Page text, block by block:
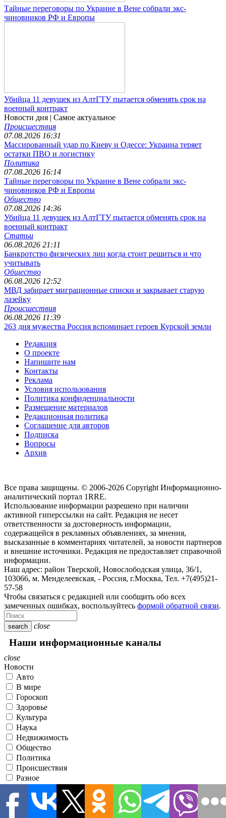
Тайные переговоры по Украине в Вене собрали экс-
чиновников РФ и Европы
Убийца 11 девушек из АлтГТУ пытается обменять срок на
военный контракт
Новости дня | Самое актуальное
Происшествия
07.08.2026 16:31
Массированный удар по Киеву и Одессе: Украина теряет
остатки ПВО и логистику
Политика
07.08.2026 16:14
Тайные переговоры по Украине в Вене собрали экс-
чиновников РФ и Европы
Общество
07.08.2026 14:36
Убийца 11 девушек из АлтГТУ пытается обменять срок на
военный контракт
Статьи
06.08.2026 21:11
Банкротство физических лиц когда стоит решиться и что
учитывать
Общество
06.08.2026 12:52
МВД забирает миграционные списки и закрывает старую
лазейку
Происшествия
06.08.2026 11:39
263 дня мужества Россия вспоминает героев Курской земли
Редакция
О проекте
Напишите нам
Контакты
Реклама
Условия использования
Политика конфиденциальности
Размещение материалов
Редакционная политика
Соглашение для авторов
Подписка
Вопросы
Архив
Все права защищены. © 2006-2026 Copyright Информационно-
аналитический портал 1RRE.
Использование информации разрешено при наличии
активной гиперссылки на сайт. Редакция не несет
ответственности за достоверность информации,
содержащейся в рекламных объявлениях, за мнения,
высказанные в комментариях читателей, за новости партнеров
и внешние источники. Редакция не предоставляет справочной
информации.
Наш адрес: район Тверской, Новослободская улица, 36/1 ,
103066, м. Менделеевская, - Россия, г.Москва, Тел. +7(495)21-
57-58
Чтобы связаться с редакцией или сообщить обо всех
замеченных ошибках, воспользуйтесь формой обратной связи.
search close
Наши информационные каналы
close
Новости
Авто
В мире
Гороскоп
Здоровье
Культура
Наука
Недвижимость
Общество
Политика
Происшествия
Разное
Статьи
Строительство